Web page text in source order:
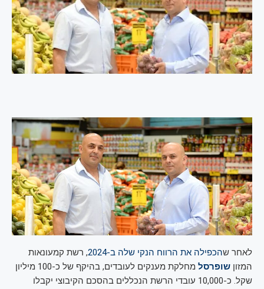
לאחר שהכפילה את הרווח הנקי שלה ב-2024
, רשת קמעונאות
המזון שופרסל
מחלקת מענקים לעובדים, בהיקף של כ-100 מיליון
שקל. כ-10,000 עובדי הרשת הנכללים בהסכם הקיבוצי יקבלו